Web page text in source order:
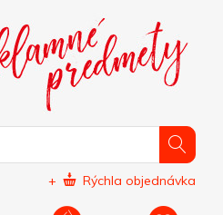
+ Rýchla objednávka